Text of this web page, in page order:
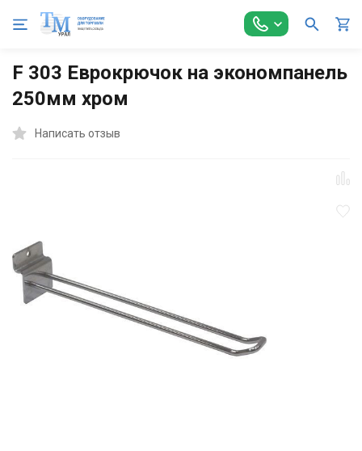
Главная Торговое оборудование Экономпанели и
F 303 Еврокрючок на экономпанель
250мм хром
Написать отзыв